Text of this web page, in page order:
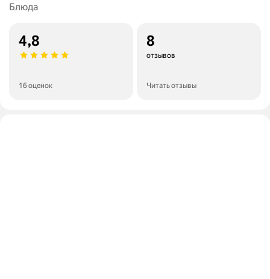
Блюда
4,8
16 оценок
8
отзывов
Читать отзывы